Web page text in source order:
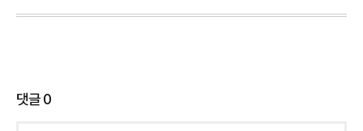
댓글0